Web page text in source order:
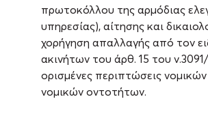
πρωτοκόλλου της αρμόδιας
υπηρεσίας), αίτησης και
χορήγηση απαλλαγής από τον
ακινήτων του άρθ. 15 του
ορισμένες περιπτώσεις
νομικών οντοτήτων.